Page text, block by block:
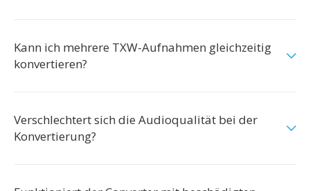
Kann ich mehrere TXW-Aufnahmen gleichzeitig
konvertieren?
Verschlechtert sich die Audioqualität bei der
Konvertierung?